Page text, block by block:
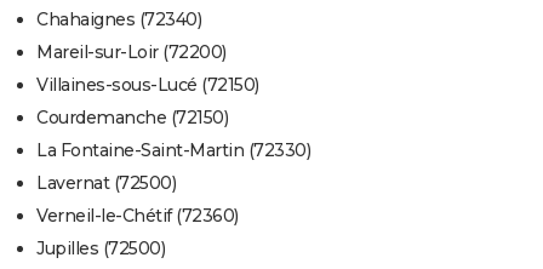
Chahaignes (72340)
Mareil-sur-Loir (72200)
Villaines-sous-Lucé (72150)
Courdemanche (72150)
La Fontaine-Saint-Martin (72330)
Lavernat (72500)
Verneil-le-Chétif (72360)
Jupilles (72500)